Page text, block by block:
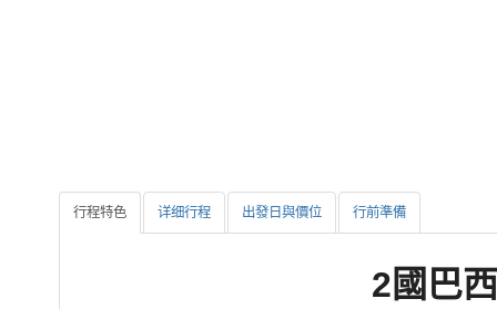
行程特色 详细行程 出發日與價位 行前準備
2國巴